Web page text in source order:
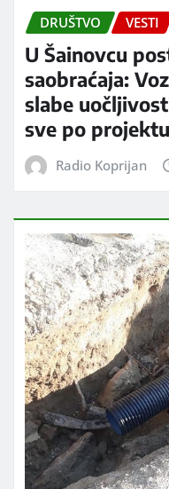
DRUŠTVO VESTI
U Šainovcu
saobraćaja:
slabe
sve po projektu
Radio Koprijan